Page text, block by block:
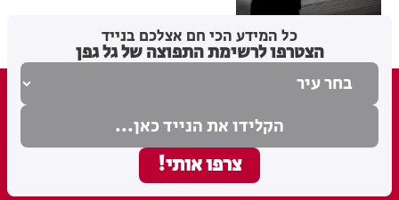
כל המידע הכי חם אצלכם בנייד
הצטרפו לרשימת התפוצה של גל גפן